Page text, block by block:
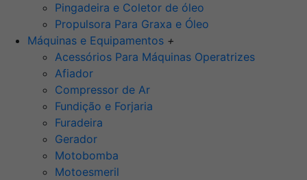
Pingadeira e Coletor de óleo
Propulsora Para Graxa e Óleo
Máquinas e Equipamentos +
Acessórios Para Máquinas Operatrizes
Afiador
Compressor de Ar
Fundição e Forjaria
Furadeira
Gerador
Motobomba
Motoesmeril